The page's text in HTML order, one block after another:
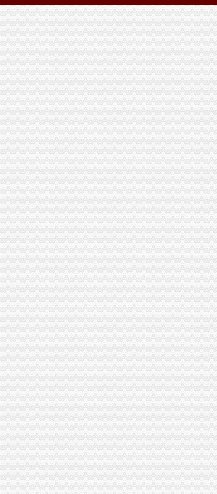
上海市个人无|个人无供应商|【沙坪坝区个人【沙坪坝区
沙坪坝分公司2016年房屋零星装修维修项目采购_竞争谈判采购公告
沙坪坝注册公司代理注册企业流程费用查询2018年|工商企业注册查询网
重庆办理营业执照流程营业执照代办-益记财务公司_【会计服务】
重庆工商营业执照代办-提供办理流程价格-重庆益记财务咨询有限公司
重庆市沙坪坝区推“二十三证合一”深化审批制度改革_动态
重庆注册公司流程沙坪坝工商代办资料重庆公司注册今题网
重庆沙坪坝区营业执照办理公司注册哪家信得过？-商务服务-久久信
沙坪坝区400办理_沙坪坝区400电话_沙坪坝区400电话咨询_沙坪坝区
重庆沙坪坝公司注册流程与程序重庆公司注册今题网
沙坪坝公司注册登记流程大学城代理注册公司重庆公司注册今题网
【重庆公司注册流程及地址怎么处理】价格,厂家,公司注册服务-搜
【重庆公司代办之“三证合一”新旧照换领的流程】-沙坪坝小龙坎易
国外驾驶执照转国内驾驶执照流程（转载）_英语杂谈_天涯论坛_天涯
重庆沙坪坝正规工商注册工商变更-商务服务-六安新闻网
重庆内资公司注册：重庆沙坪坝九龙坡营业执照代办代理记账-老会计
南友村社区便民服务中心办事流程方案_渝碚路街道南友村社区_新浪博
重庆海外公司注册：沙坪坝南开步行街公司注册流程工商登记代办公司
因未年检营业执照被吊销了,怎么办理注销流程？_搜狐其它_搜狐网
2015重庆巴基斯坦驾驶执照换中国相关规定及流程_用户5663
重庆市沙坪坝区推“二十三证合一”深化审批制度改革|沙坪坝区|监
我是二零一零年二月一日办的个体工商营业执照。让年检收年费用
关于微企财政补贴问题_重庆市公开信箱
今年沙坪坝区小学招生基本原则保持不变(组图)_网易新闻
沙区组合拳改善政务环境,市民办事更便捷_网易新闻
沙坪坝区增四个动力加快经济升级发展_动态
我公司是沙坪坝区正在装修,营业执照已办好,现想申办为一般纳税
沙坪坝）汽车押收费标准
因未年检营业执照被吊销了,怎么办理注销流程？_搜狐其它_搜狐网
沙坪坝）汽车不押车联系人
重庆代办营业执照-重庆航桥财务咨询有限公司
【供应沙坪坝人流程；沙坪坝个人无押借贷】价
沙坪坝区4009电话_沙坪坝区4009电话_沙坪坝区4009电话咨询_沙坪
采购流程厂家_采购流程厂家/公司-阿里巴巴公司黄页
目前我租了一间x,但是出租方却不配合我去办理营业执照,我该怎么
今年重庆沙坪坝区小学招生基本原则保持不变-经典重庆新闻中心-经典
2015年重庆沙坪坝区小学招生政策有何不同_少儿升学_无忧考网
沙坪坝区4001电话_沙坪坝区4001电话_沙坪坝区4001电话咨询_沙坪
代办重庆两江新区外资公司营业执照代办流程_上海赢缘财务咨询有限
红金工商办理沙坪坝区增资-百货商场/商厦-久久信息网
沙坪坝,沙坪坝无押|价格,厂家,图片-商虎中国
沙区家长快看娃娃今年该上哪所小学_新浪财经_新浪网
【沙坪坝区亿源财税工商代办营业执照代办亿源财税】价格_厂家_图片
沙坪坝厂房办理消防维保_志趣网
【58同城】重庆沙坪坝工商年检_工商营业执照年检
政策丨沙坪坝区2017新各小学划片范围及招生方法_搜狐教育_搜狐网
沙区家长快看娃娃今年该上哪所小学-房产新闻-重庆搜狐焦点网
华邦制-搜百科
51La